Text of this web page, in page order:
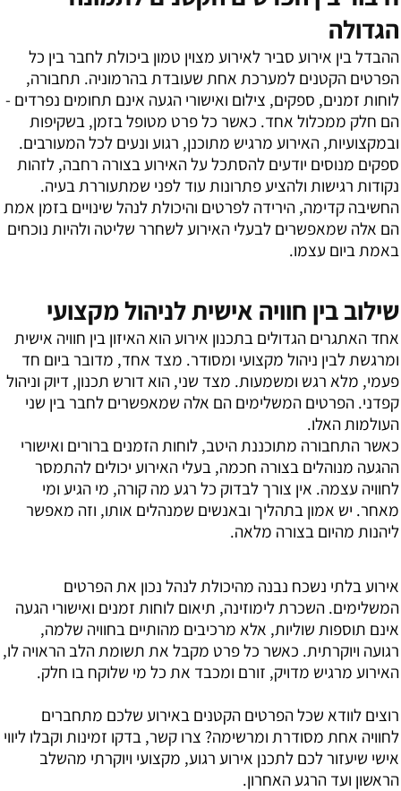
הגדולה
ההבדל בין אירוע סביר לאירוע מצוין טמון ביכולת לחבר בין כל
הפרטים הקטנים למערכת אחת שעובדת בהרמוניה. תחבורה,
לוחות זמנים, ספקים, צילום ואישורי הגעה אינם תחומים נפרדים -
הם חלק ממכלול אחד. כאשר כל פרט מטופל בזמן, בשקיפות
ובמקצועיות, האירוע מרגיש מתוכנן, רגוע ונעים לכל המעורבים.
ספקים מנוסים יודעים להסתכל על האירוע בצורה רחבה, לזהות
נקודות רגישות ולהציע פתרונות עוד לפני שמתעוררת בעיה.
החשיבה קדימה, הירידה לפרטים והיכולת לנהל שינויים בזמן אמת
הם אלה שמאפשרים לבעלי האירוע לשחרר שליטה ולהיות נוכחים
באמת ביום עצמו.
שילוב בין חוויה אישית לניהול מקצועי
אחד האתגרים הגדולים בתכנון אירוע הוא האיזון בין חוויה אישית
ומרגשת לבין ניהול מקצועי ומסודר. מצד אחד, מדובר ביום חד
פעמי, מלא רגש ומשמעות. מצד שני, הוא דורש תכנון, דיוק וניהול
קפדני. הפרטים המשלימים הם אלה שמאפשרים לחבר בין שני
העולמות האלו.
כאשר התחבורה מתוכננת היטב, לוחות הזמנים ברורים ואישורי
ההגעה מנוהלים בצורה חכמה, בעלי האירוע יכולים להתמסר
לחוויה עצמה. אין צורך לבדוק כל רגע מה קורה, מי הגיע ומי
מאחר. יש אמון בתהליך ובאנשים שמנהלים אותו, וזה מאפשר
ליהנות מהיום בצורה מלאה.
אירוע בלתי נשכח נבנה מהיכולת לנהל נכון את הפרטים
המשלימים. השכרת לימוזינה, תיאום לוחות זמנים ואישורי הגעה
אינם תוספות שוליות, אלא מרכיבים מהותיים בחוויה שלמה,
רגועה ויוקרתית. כאשר כל פרט מקבל את תשומת הלב הראויה לו,
האירוע מרגיש מדויק, זורם ומכבד את כל מי שלוקח בו חלק.
רוצים לוודא שכל הפרטים הקטנים באירוע שלכם מתחברים
לחוויה אחת מסודרת ומרשימה? צרו קשר, בדקו זמינות וקבלו ליווי
אישי שיעזור לכם לתכנן אירוע רגוע, מקצועי ויוקרתי מהשלב
הראשון ועד הרגע האחרון.